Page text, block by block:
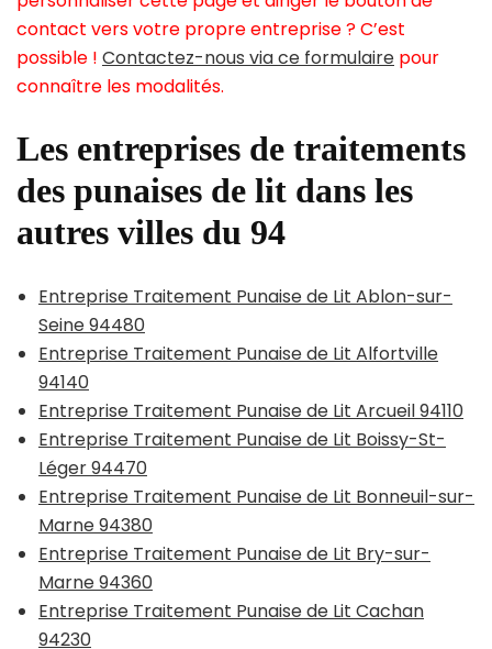
contact vers votre propre entreprise ? C’est
possible ! Contactez-nous via ce formulaire pour
connaître les modalités.
Les entreprises de traitements
des punaises de lit dans les
autres villes du 94
Entreprise Traitement Punaise de Lit Ablon-sur-
Seine 94480
Entreprise Traitement Punaise de Lit Alfortville
94140
Entreprise Traitement Punaise de Lit Arcueil 94110
Entreprise Traitement Punaise de Lit Boissy-St-
Léger 94470
Entreprise Traitement Punaise de Lit Bonneuil-sur-
Marne 94380
Entreprise Traitement Punaise de Lit Bry-sur-
Marne 94360
Entreprise Traitement Punaise de Lit Cachan
94230